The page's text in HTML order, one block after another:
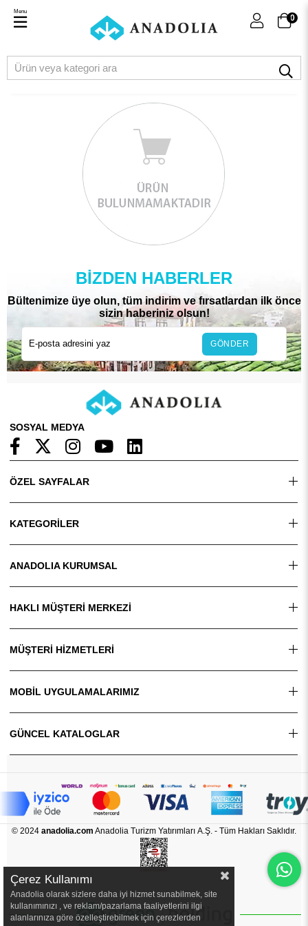
0
Menu
BIZDEN HABERLER
Bültenimize üye olun, tüm indirim ve fırsatlardan ilk önce
sizin haberiniz olsun!
GÖNDER
SOSYAL MEDYA
ÖZEL SAYFALAR
KATEGORİLER
ANADOLIA KURUMSAL
HAKLI MÜŞTERİ MERKEZİ
MÜŞTERİ HİZMETLERİ
MOBİL UYGULAMALARIMIZ
GÜNCEL KATALOGLAR
© 2024 anadolia.com Anadolia Turizm Yatırımları A.Ş. - Tüm Hakları Saklıdır.
Çerez Kullanımı
Anadolia olarak sizlere daha iyi hizmet sunabilmek, site
kullanımınızı , ve reklam/pazarlama faaliyetlerini ilgi
alanlarınıza göre özelleştirebilmek için çerezlerden